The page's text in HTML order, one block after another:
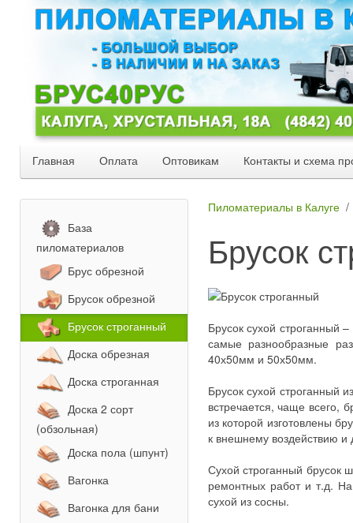
Главная Оплата Оптовикам Контакты и схема
Пиломатериалы в Калуге
Брусок
Брусок сухой строганный
самые разнообразные
40х50мм и 50х50мм.
Брусок сухой строганный
встречается, чаще всего,
из которой изготовлены
к внешнему воздействию и
Сухой строганный брусок
ремонтных работ и т.д.
сухой из сосны.
База
пиломатериалов
Брус обрезной
Брусок обрезной
Брусок строганный
Доска обрезная
Доска строганная
Доска 2 сорт
(обзольная)
Доска пола (шпунт)
Вагонка
Вагонка для бани